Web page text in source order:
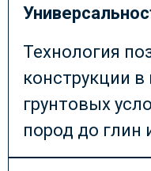
Технология
конструкции
грунтовых
пород до глин